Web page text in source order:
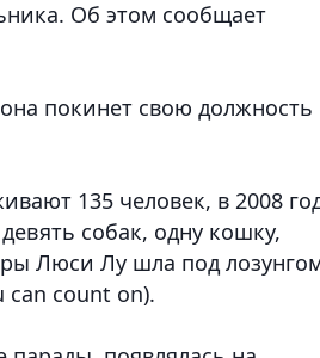
Об этом сообщает
покинет свою должность
135 человек, в 2008
собак, одну кошку,
Люси Лу шла под
can count on).